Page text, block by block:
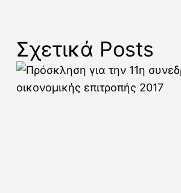
Σχετικά Posts